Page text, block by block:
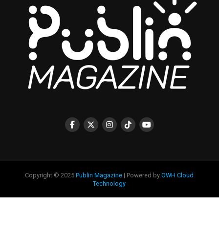
Copyright © 2025Publin Magazine | Powered byOWH Cloud
Technology